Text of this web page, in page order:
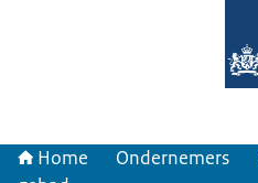
Home Ondernemers